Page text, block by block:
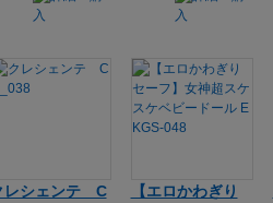
レシェンテ C
【エロかわぎり